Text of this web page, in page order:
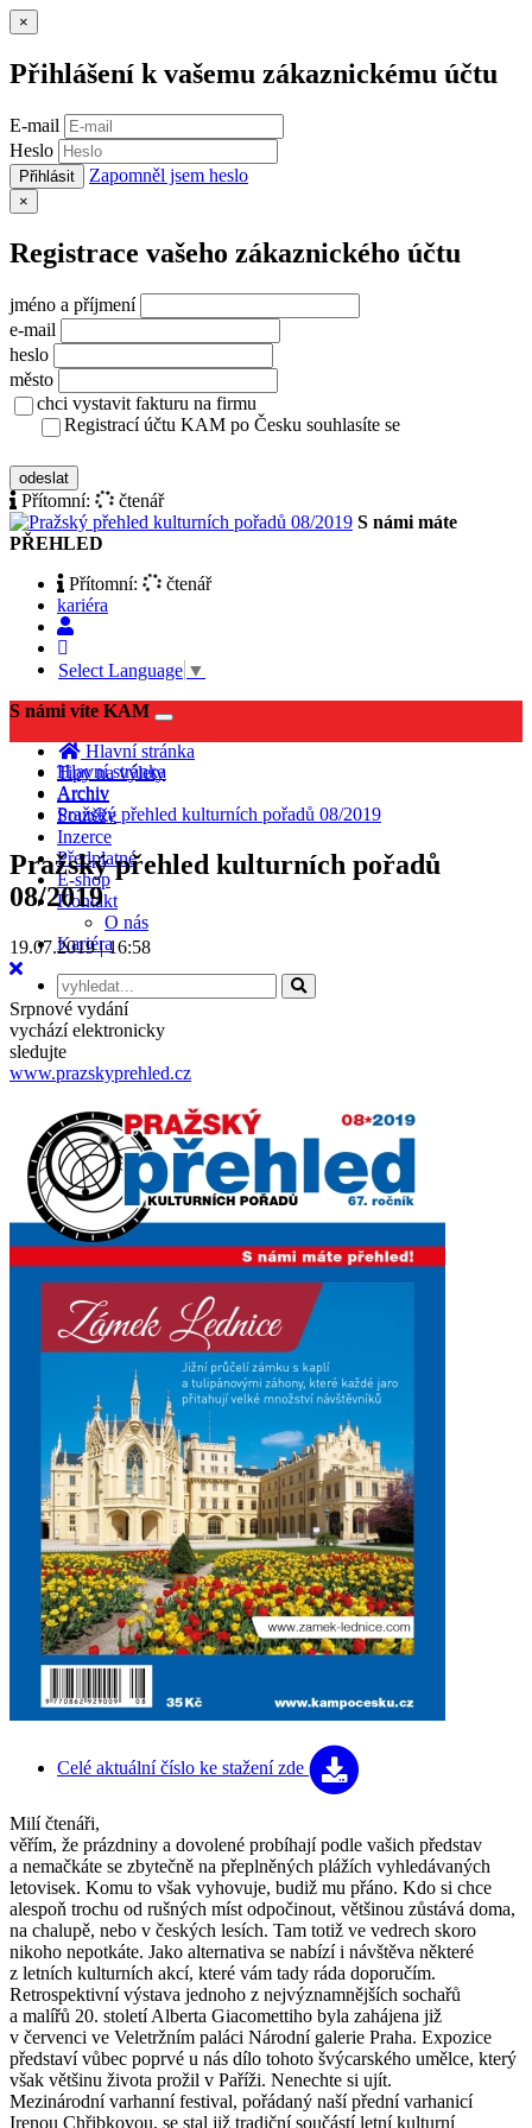
×
Přihlášení k vašemu zákaznickému účtu
E-mail
Heslo
Přihlásit Zapomněl jsem heslo
×
Registrace vašeho zákaznického účtu
jméno a příjmení
e-mail
heslo
město
chci vystavit fakturu na firmu
Registrací účtu KAM po Česku souhlasíte se
odeslat
Přítomní:
čtenář
S námi máte
PŘEHLED
Přítomní:
čtenář
kariéra
Select Language ▼
S námi víte KAM
Toggle
navigation
Hlavní stránka
Tipy na výlety
Archiv
Soutěže
Inzerce
Předplatné
E-shop
Kontakt
O nás
Kariéra
Hlavní stránka
Archiv
Pražský přehled kulturních pořadů 08/2019
Pražský přehled kulturních pořadů
08/2019
19.07.2019 | 16:58
Srpnové vydání
vychází elektronicky
sledujte
www.prazskyprehled.cz
Celé aktuální číslo ke stažení zde
Milí čtenáři,
věřím, že prázdniny a dovolené probíhají podle vašich představ
a nemačkáte se zbytečně na přeplněných plážích vyhledávaných
letovisek. Komu to však vyhovuje, budiž mu přáno. Kdo si chce
alespoň trochu od rušných míst odpočinout, většinou zůstává doma,
na chalupě, nebo v českých lesích. Tam totiž ve vedrech skoro
nikoho nepotkáte. Jako alternativa se nabízí i návštěva některé
z letních kulturních akcí, které vám tady ráda doporučím.
Retrospektivní výstava jednoho z nejvýznamnějších sochařů
a malířů 20. století Alberta Giacomettiho byla zahájena již
v červenci ve Veletržním paláci Národní galerie Praha. Expozice
představí vůbec poprvé u nás dílo tohoto švýcarského umělce, který
však většinu života prožil v Paříži. Nenechte si ujít.
Mezinárodní varhanní festival, pořádaný naší přední varhanicí
Irenou Chřibkovou, se stal již tradiční součástí letní kulturní